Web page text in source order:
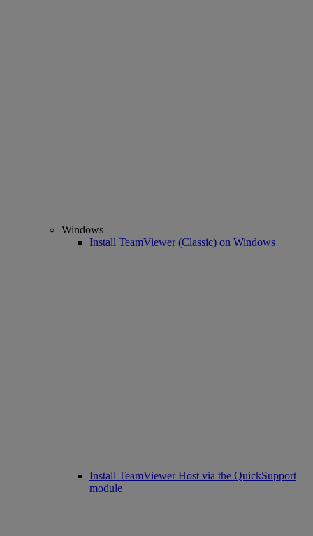
Windows
Install TeamViewer (Classic) on Windows
Install TeamViewer Host via the QuickSupport
module